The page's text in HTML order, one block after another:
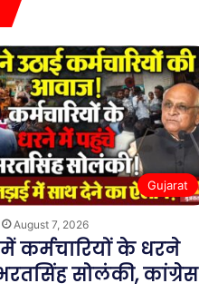
Gujarat
August 7, 2026
कर्मचारियों के धरने
सोलंकी, कांग्रेस